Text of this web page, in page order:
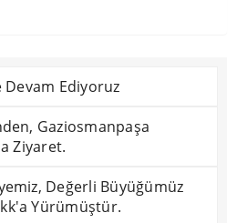
Ediyoruz
Gaziosmanpaşa
Ziyaret.
Değerli Büyüğümüz
Yürümüştür.